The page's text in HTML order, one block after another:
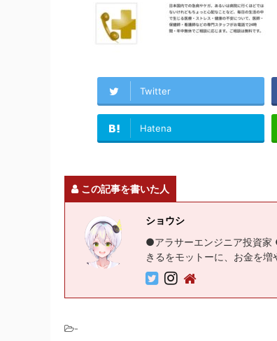
Twitter
Hatena
この記事を書いた人
ショウシ
●アラサーエンジニア投資
きるをモットーに、お金を増
-